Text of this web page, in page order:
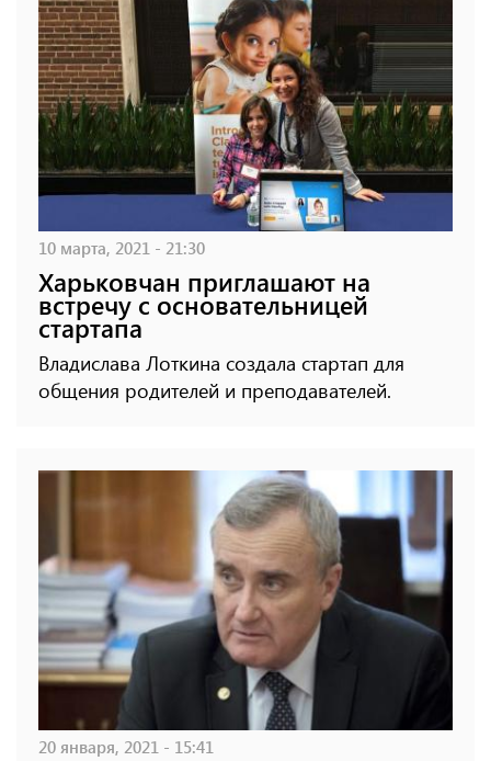
10 марта, 2021 - 21:30
Харьковчан приглашают на
встречу с основательницей
стартапа
Владислава Лоткина создала стартап для
общения родителей и преподавателей.
20 января, 2021 - 15:41